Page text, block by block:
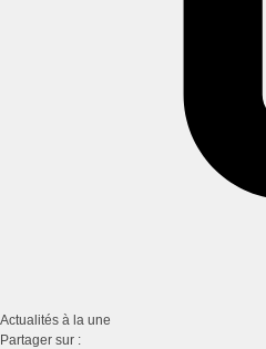
Actualités à la une
Partager sur :